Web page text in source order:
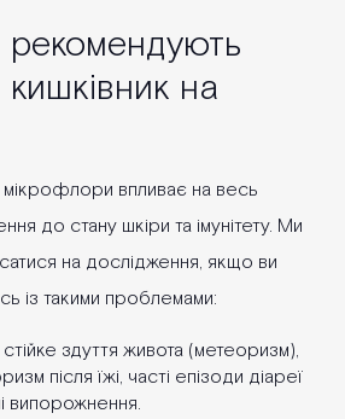
рекомендують
на
впливає на весь
до стану шкіри та імунітету. Ми
на дослідження, якщо ви
із такими проблемами:
стійке здуття живота (метеоризм),
після їжі, часті епізоди діареї
випорожнення.